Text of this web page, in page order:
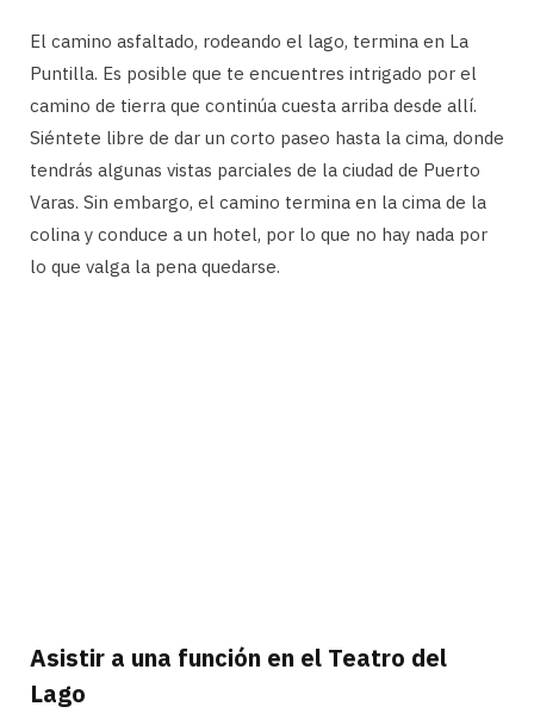
El camino asfaltado, rodeando el lago, termina en La
Puntilla. Es posible que te encuentres intrigado por el
camino de tierra que continúa cuesta arriba desde allí.
Siéntete libre de dar un corto paseo hasta la cima, donde
tendrás algunas vistas parciales de la ciudad de Puerto
Varas. Sin embargo, el camino termina en la cima de la
colina y conduce a un hotel, por lo que no hay nada por
lo que valga la pena quedarse.
Asistir a una función en el Teatro del
Lago